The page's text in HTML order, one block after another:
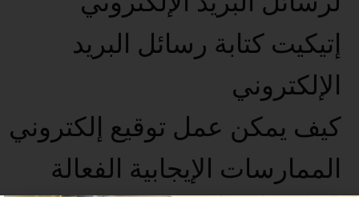
إتيكيت كتابة رسائل البريد
الإلكتروني
كيف يمكن عمل توقيع إلكتروني
الممارسات الإيجابية الفعالة